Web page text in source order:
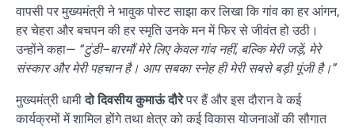
वापसी पर मुख्यमंत्री ने भावुक पोस्ट साझा कर लिखा कि गांव का हर आंगन,
हर चेहरा और बचपन की हर स्मृति उनके मन में फिर से जीवंत हो उठी।
उन्होंने कहा— “टुंडी–बारमौं मेरे लिए केवल गांव नहीं, बल्कि मेरी जड़ें, मेरे
संस्कार और मेरी पहचान है। आप सबका स्नेह ही मेरी सबसे बड़ी पूंजी है।”
मुख्यमंत्री धामीदो दिवसीय कुमाऊं दौरेपर हैं और इस दौरान वे कई
कार्यक्रमों में शामिल होंगे तथा क्षेत्र को कई विकास योजनाओं की सौगात